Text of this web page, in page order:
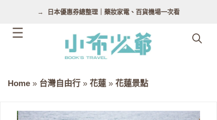
日本優惠券總整理｜藥妝家電、百貨機場一次看
Home » 台灣自由行 » 花蓮 » 花蓮景點